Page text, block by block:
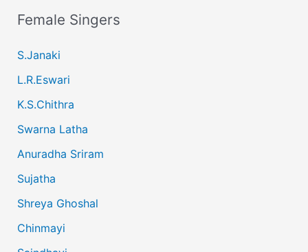
Female Singers
S.Janaki
L.R.Eswari
K.S.Chithra
Swarna Latha
Anuradha Sriram
Sujatha
Shreya Ghoshal
Chinmayi